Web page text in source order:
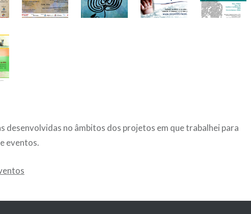
desenvolvidas no âmbitos dos projetos em que trabalhei para
eventos.